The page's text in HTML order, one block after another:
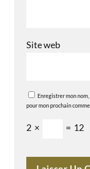
Site web
Enregistrer mon
pour mon prochain
2 × = 12